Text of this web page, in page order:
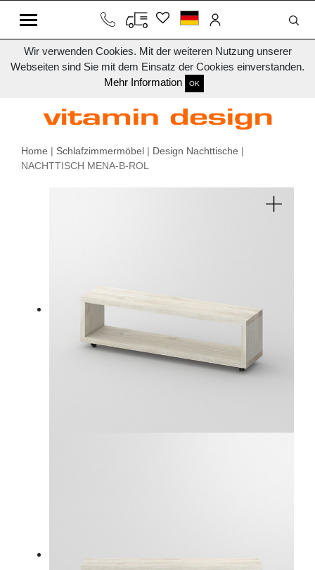
Wir verwenden Cookies. Mit der weiteren Nutzung unserer
Webseiten sind Sie mit dem Einsatz der Cookies einverstanden.
Mehr Information
OK
Home | Schlafzimmermöbel | Design Nachttische |
NACHTTISCH MENA-B-ROL